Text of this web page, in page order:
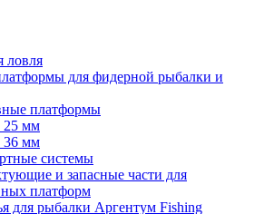
ловля
для фидерной рыбалки и
платформы
25 мм
36 мм
системы
и запасные части для
платформ
для рыбалки Аргентум Fishing